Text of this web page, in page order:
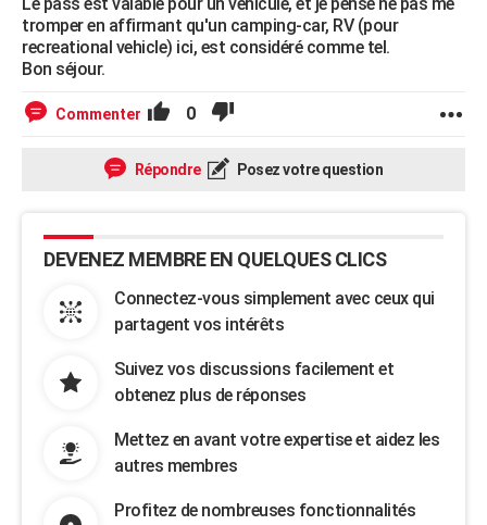
tromper en affirmant qu'un camping-car, RV (pour
recreational vehicle) ici, est considéré comme tel.
Bon séjour.
Commenter 0
Répondre Posez votre question
DEVENEZ MEMBRE EN QUELQUES CLICS
Connectez-vous simplement avec ceux qui
partagent vos intérêts
Suivez vos discussions facilement et
obtenez plus de réponses
Mettez en avant votre expertise et aidez les
autres membres
Profitez de nombreuses fonctionnalités